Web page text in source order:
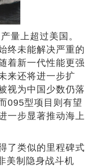
量上超过美国。
终未能解决严重的
着新一代性能更强
来还将进一步扩
视为中国少数仍落
095型项目则有望
一步显著推动海上
了类似的里程碑式
美制隐身战斗机